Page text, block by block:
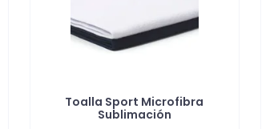
Toalla Sport Microfibra
Sublimación